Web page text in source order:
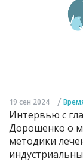
19 сен 2024 /
Интервью с
Дорошенко о
методики